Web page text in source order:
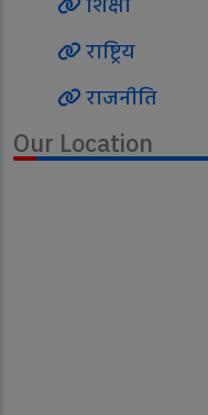
शिक्षा
राष्ट्रिय
राजनीति
Our Location